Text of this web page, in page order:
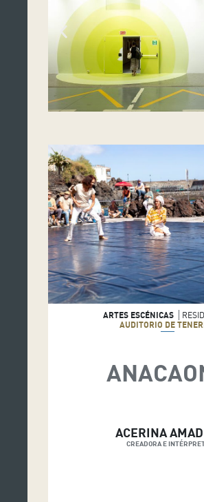
ARTES ESCÉNICAS
AUDITORIO DE
ACERINA
CREADORA E